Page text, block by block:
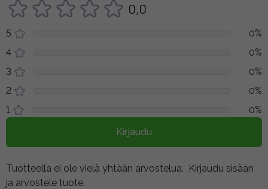
0,0
5
0%
4
0%
3
0%
2
0%
1
0%
Kirjaudu
Tuotteella ei ole vielä yhtään arvostelua. Kirjaudu sisään
ja arvostele tuote.